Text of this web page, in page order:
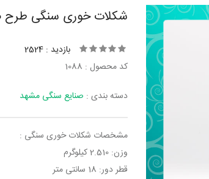
شکلات خوری سنگی طرح
بازدید : 2524
کد محصول : 1088
دسته بندی : صنایع سنگی مشهد
مشخصات شکلات خوری سنگی :
وزن: 2.510 کیلوگرم
قطر دور: 18 سانتی متر